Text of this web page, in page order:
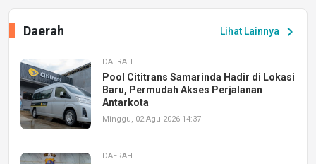
Lihat Lainnya chevron_right
Daerah
DAERAH
Pool Cititrans Samarinda Hadir di Lokasi
Baru, Permudah Akses Perjalanan
Antarkota
Minggu, 02 Agu 2026 14:37
DAERAH